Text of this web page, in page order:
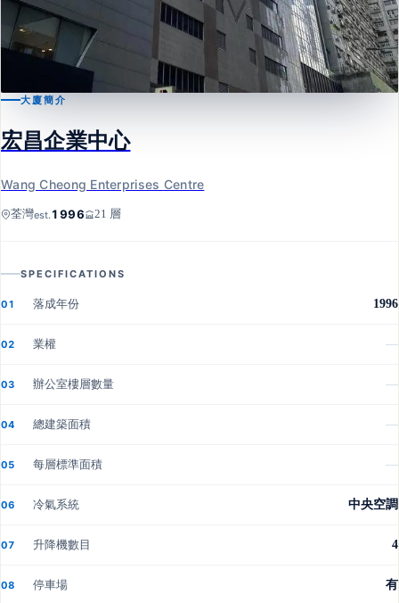
荃灣
宏昌企業中心
大廈簡介
宏昌企業中心
Wang Cheong Enterprises Centre
荃灣est.1996 21 層
SPECIFICATIONS
01 落成年份 1996
02 業權 —
03 辦公室樓層數量 —
04 總建築面積 —
05 每層標準面積 —
06 冷氣系統 中央空調
07 升降機數目 4
08 停車場 有